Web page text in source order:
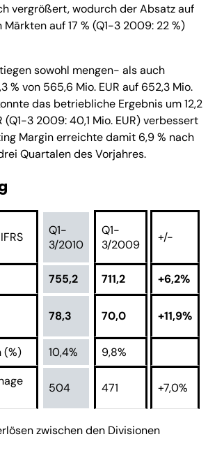
vergrößert, wodurch der Absatz auf
auf 17 % (Q1-3 2009: 22 %)
sowohl mengen- als auch
% von 565,6 Mio. EUR auf 652,3 Mio.
das betriebliche Ergebnis um 12,2
(Q1-3 2009: 40,1 Mio. EUR) verbessert
Margin erreichte damit 6,9 % nach
Quartalen des Vorjahres.
Q1-
3/2010
Q1-
3/2009
+/-
755,2 711,2 +6,2%
78,3 70,0 +11,9%
(%) 10,4%
9,8%
504 471 +7,0%
zwischen den Divisionen